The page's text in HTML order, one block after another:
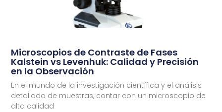
Microscopios de Contraste de Fases
Kalstein vs Levenhuk: Calidad y Precisión
en la Observación
En el mundo de la investigación científica y el análisis
detallado de muestras, contar con un microscopio de
alta calidad